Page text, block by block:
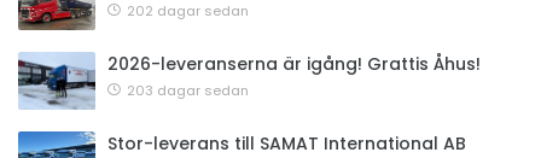
202 dagar sedan
2026-leveranserna är igång! Grattis Åhus!
203 dagar sedan
Stor-leverans till SAMAT International AB